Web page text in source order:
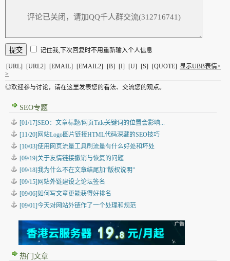
记住我,下次回复时不用重新输入个人信息
[URL] [URL2] [EMAIL] [EMAIL2] [B] [I] [U] [S] [QUOTE] 显示UBB表情>
>
◎欢迎参与讨论，请在这里发表您的看法、交流您的观点。
SEO专题
[01/17]SEO：文章标题/网页Title关键词的位置会影响...
[11/20]网站Logo图片链接HTML代码深藏的SEO技巧
[10/03]使用网页流量工具刷流量有什么好处和坏处
[09/19]关于友情链接撤销与恢复的问题
[09/18]我为什么不在文章结尾加“版权说明”
[09/15]网站外链建设之论坛签名
[09/06]如何写文章更能获得好排名
[09/01]今天对网站外链作了一个处理和规范
热门文章